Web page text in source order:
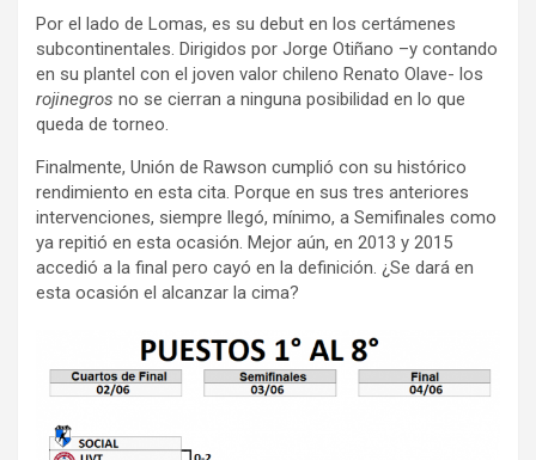
Por el lado de Lomas, es su debut en los certámenes
subcontinentales. Dirigidos por Jorge Otiñano –y contando
en su plantel con el joven valor chileno Renato Olave- los
rojinegros no se cierran a ninguna posibilidad en lo que
queda de torneo.
Finalmente, Unión de Rawson cumplió con su histórico
rendimiento en esta cita. Porque en sus tres anteriores
intervenciones, siempre llegó, mínimo, a Semifinales como
ya repitió en esta ocasión. Mejor aún, en 2013 y 2015
accedió a la final pero cayó en la definición. ¿Se dará en
esta ocasión el alcanzar la cima?